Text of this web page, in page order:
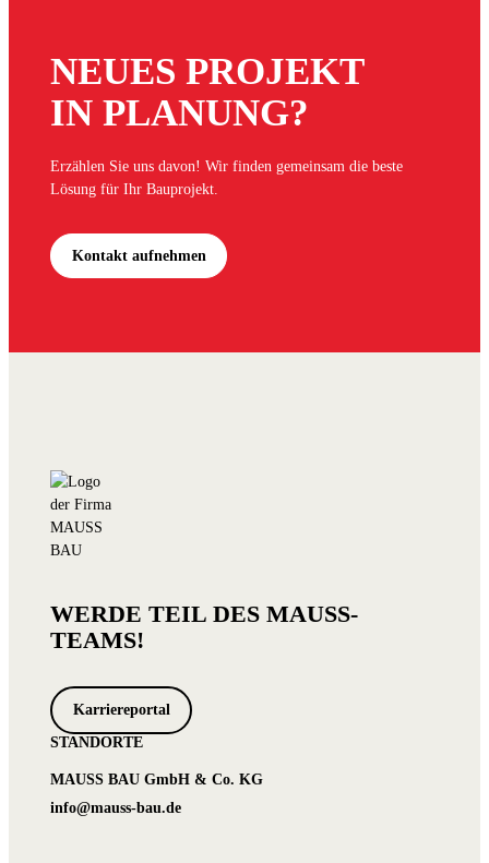
NEUES PROJEKT
IN PLANUNG?
Erzählen Sie uns davon! Wir finden gemeinsam die beste
Lösung für Ihr Bauprojekt.
Kontakt aufnehmen
WERDE TEIL DES MAUSS-
TEAMS!
Karriereportal
STANDORTE
MAUSS BAU GmbH & Co. KG
info@mauss-bau.de